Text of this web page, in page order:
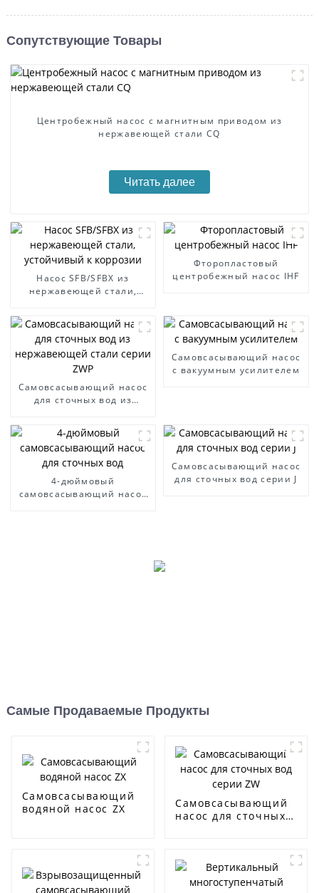
Сопутствующие Товары
Центробежный насос с магнитным приводом из
нержавеющей стали CQ
Читать далее
Насос SFB/SFBX из
нержавеющей стали,
Фторопластовый
центробежный насос IHF
Самовсасывающий насос
для сточных вод из
Самовсасывающий насос
с вакуумным усилителем
4-дюймовый
самовсасывающий насос
Самовсасывающий насос
для сточных вод серии J
Самые Продаваемые Продукты
Самовсасывающий
водяной насос ZX
Самовсасывающий
насос для сточных